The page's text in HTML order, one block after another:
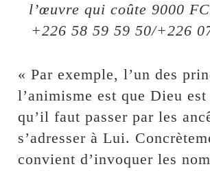
l’œuvre qui coûte 9000
+226 58 59 59 50/+226
« Par exemple, l’un des
l’animisme est que Dieu
qu’il faut passer par les
s’adresser à Lui.
convient d’invoquer les